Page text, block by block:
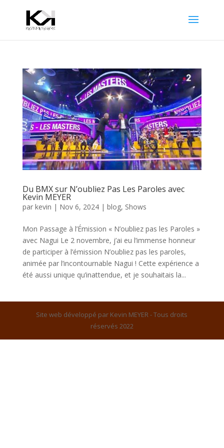
Du BMX sur N’oubliez Pas Les Paroles avec
Kevin MEYER
par kevin | Nov 6, 2024| blog, Shows
Mon Passage à l’Émission « N’oubliez pas les Paroles »
avec Nagui Le 2 novembre, j’ai eu l’immense honneur
de participer à l’émission N’oubliez pas les paroles,
animée par l’incontournable Nagui ! Cette expérience a
été aussi unique qu’inattendue, et je souhaitais la...
Site web développé par Kevin MEYER - Tous droits
réservés 2022